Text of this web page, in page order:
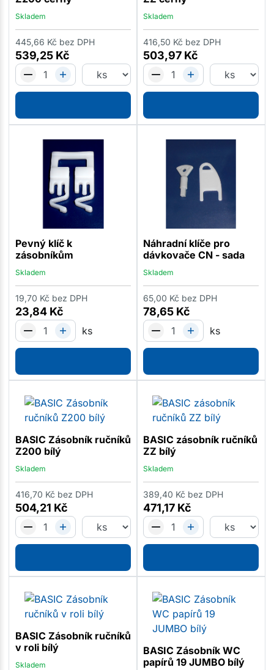
Skladem
539,25 Kč
445,66 Kč bez DPH
Skladem
503,97 Kč
416,50 Kč bez DPH
Pevný klíč k
zásobníkům
Skladem
23,84 Kč
19,70 Kč bez DPH
ks
Náhradní klíče pro
dávkovače CN - sada
Skladem
78,65 Kč
65,00 Kč bez DPH
ks
BASIC Zásobník ručníků
Z200 bílý
Skladem
504,21 Kč
416,70 Kč bez DPH
BASIC zásobník ručníků
ZZ bílý
Skladem
471,17 Kč
389,40 Kč bez DPH
BASIC Zásobník ručníků
v roli bílý
Skladem
BASIC Zásobník WC
papírů 19 JUMBO bílý